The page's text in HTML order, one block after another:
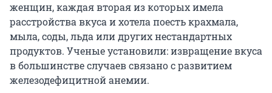
женщин, каждая вторая из которых имела
расстройства вкуса и хотела поесть крахмала,
мыла, соды, льда или других нестандартных
продуктов. Ученые установили: извращение вкуса
в большинстве случаев связано с развитием
железодефицитной анемии.